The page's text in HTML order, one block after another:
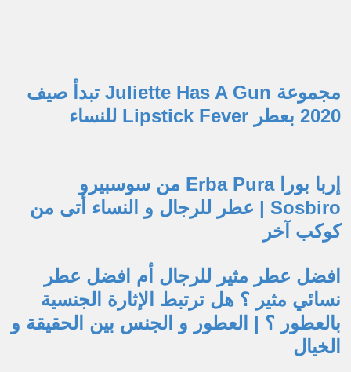
مجموعة Juliette Has A Gun تبدأ صيف
2020 بعطر Lipstick Fever للنساء
إربا بورا Erba Pura من سوسبيرو
Sosbiro | عطر للرجال و النساء أتى من
كوكب آخر
افضل عطر مثير للرجال أم افضل عطر
نسائي مثير ؟ هل ترتبط الإثارة الجنسية
بالعطور ؟ | العطور و الجنس بين الحقيقة و
الخيال